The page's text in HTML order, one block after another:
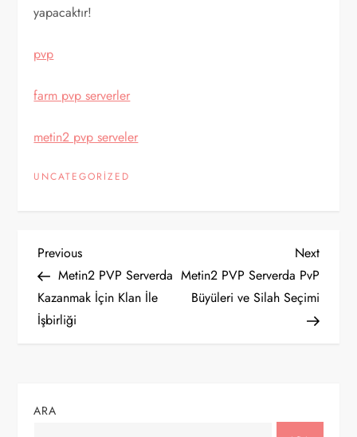
yapacaktır!
pvp
farm pvp serverler
metin2 pvp serveler
UNCATEGORIZED
Y
a
z
g
Previous
Post
Previous
Metin2 PVP Serverda
Kazanmak İçin Klan İle
İşbirliği
Next
Post
Next
Metin2 PVP Serverda PvP
Büyüleri ve Silah Seçimi
ARA